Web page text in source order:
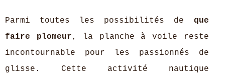
Parmi toutes les possibilités de que
faire plomeur, la planche à voile reste
incontournable pour les passionnés de
glisse. Cette activité nautique